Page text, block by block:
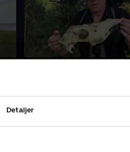
Detaljerto hold eksperter en